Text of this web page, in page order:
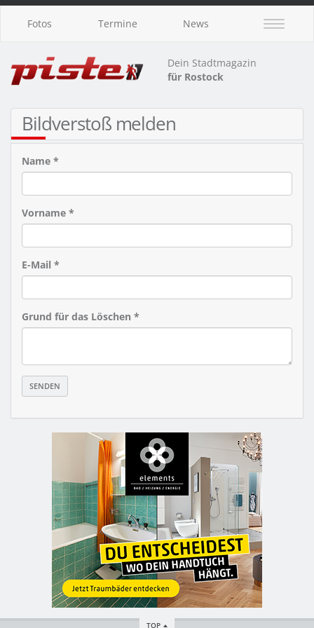
Fotos Termine News
Dein Stadtmagazin
für Rostock
Bildverstoß melden
Name *
Vorname *
E-Mail *
Grund für das Löschen *
TOP